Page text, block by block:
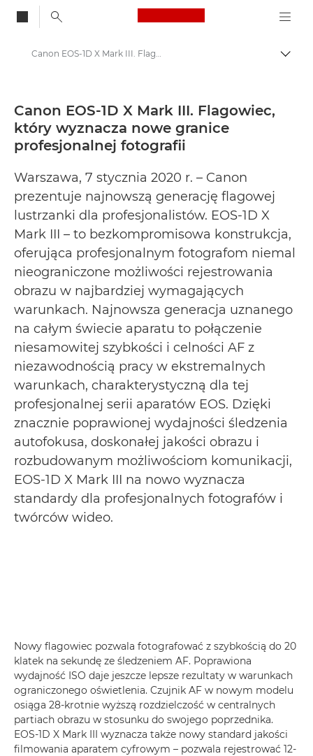
Canon Logo, back
Centrum prasowe
Informacje prasowe – Centrum Prasowe Canon
Canon EOS-1D X Mark III. Flagowiec, który wyznacza nowe granice profesjonalnej fotografii - Centrum prasowe firmy Canon
Canon EOS-1D X Mark III. Flagowiec,
który wyznacza nowe granice
profesjonalnej fotografii
Warszawa, 7 stycznia 2020 r. – Canon
prezentuje najnowszą generację flagowej
lustrzanki dla profesjonalistów. EOS-1D X
Mark III – to bezkompromisowa konstrukcja,
oferująca profesjonalnym fotografom niemal
nieograniczone możliwości rejestrowania
obrazu w najbardziej wymagających
warunkach. Najnowsza generacja uznanego
na całym świecie aparatu to połączenie
niesamowitej szybkości i celności AF z
niezawodnością pracy w ekstremalnych
warunkach, charakterystyczną dla tej
profesjonalnej serii aparatów EOS. Dzięki
znacznie poprawionej wydajności śledzenia
autofokusa, doskonałej jakości obrazu i
rozbudowanym możliwościom komunikacji,
EOS-1D X Mark III na nowo wyznacza
standardy dla profesjonalnych fotografów i
twórców wideo.
Nowy flagowiec pozwala fotografować z szybkością do 20
klatek na sekundę ze śledzeniem AF. Poprawiona
wydajność ISO daje jeszcze lepsze rezultaty w warunkach
ograniczonego oświetlenia. Czujnik AF w nowym modelu
osiąga 28-krotnie wyższą rozdzielczość w centralnych
partiach obrazu w stosunku do swojego poprzednika.
EOS-1D X Mark III wyznacza także nowy standard jakości
filmowania aparatem cyfrowym – pozwala rejestrować 12-